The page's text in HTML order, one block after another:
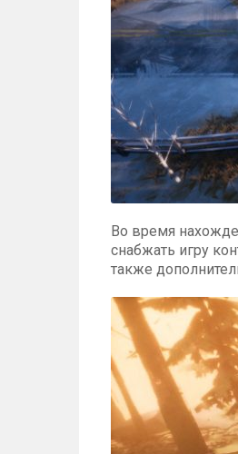
Во время
снабжать игру
также